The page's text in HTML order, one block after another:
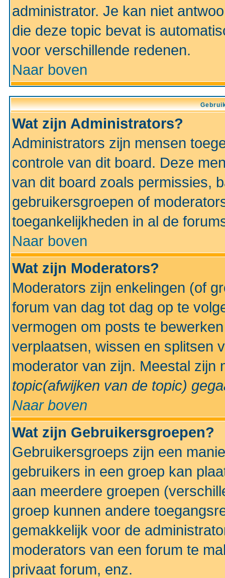
administrator. Je kan niet
die deze topic bevat is
voor verschillende redenen.
Naar boven
Wat zijn Administrators?
Administrators zijn mensen
controle van dit board. Deze
van dit board zoals permissies,
gebruikersgroepen of
toegankelijkheden in al de
Naar boven
Wat zijn Moderators?
Moderators zijn enkelingen (of
forum van dag tot dag op te
vermogen om posts te
verplaatsen, wissen en splitsen
moderator van zijn. Meestal
topic(afwijken van de topic)
Naar boven
Wat zijn Gebruikersgroepen?
Gebruikersgroeps zijn een
gebruikers in een groep kan
aan meerdere groepen
groep kunnen andere
gemakkelijk voor de
moderators van een forum te
privaat forum, enz.